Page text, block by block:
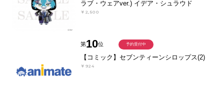
ラブ・ウェアver.) イデア・シュラウド
￥2,500
第10位
【コミック】セブンティーンシロップス(2)
￥924
予約受付中